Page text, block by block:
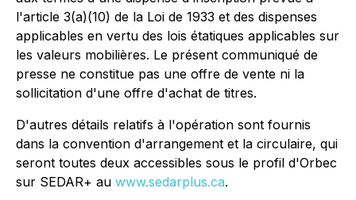
l'article 3(a)(10) de la Loi de 1933 et des dispenses
applicables en vertu des lois étatiques applicables sur
les valeurs mobilières. Le présent communiqué de
presse ne constitue pas une offre de vente ni la
sollicitation d'une offre d'achat de titres.
D'autres détails relatifs à l'opération sont fournis
dans la convention d'arrangement et la circulaire, qui
seront toutes deux accessibles sous le profil d'Orbec
sur SEDAR+ au www.sedarplus.ca.